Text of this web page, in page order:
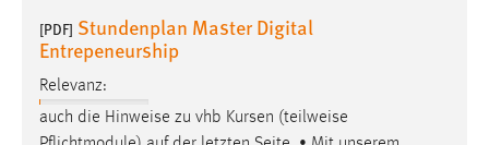
[PDF] Stundenplan Master Digital
Entrepeneurship
Relevanz:
auch die Hinweise zu vhb Kursen (teilweise
Conversion-Tracking
Cookie Laufzeit:
3 Monate